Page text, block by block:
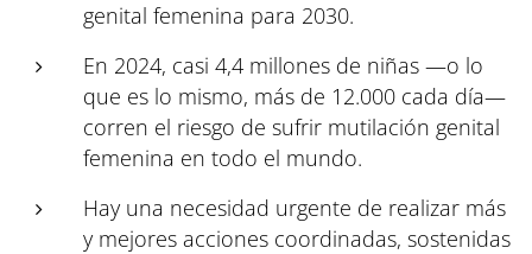
genital femenina para 2030.
En 2024, casi 4,4 millones de niñas —o lo
que es lo mismo, más de 12.000 cada día—
corren el riesgo de sufrir mutilación genital
femenina en todo el mundo.
Hay una necesidad urgente de realizar más
y mejores acciones coordinadas, sostenidas